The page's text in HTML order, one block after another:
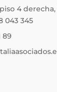
4
043 345
89